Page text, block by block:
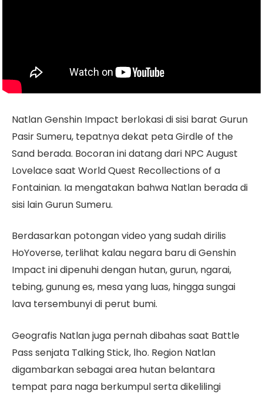
Natlan Genshin Impact berlokasi di sisi barat Gurun
Pasir Sumeru, tepatnya dekat peta Girdle of the
Sand berada. Bocoran ini datang dari NPC August
Lovelace saat World Quest Recollections of a
Fontainian. Ia mengatakan bahwa Natlan berada di
sisi lain Gurun Sumeru.
Berdasarkan potongan video yang sudah dirilis
HoYoverse, terlihat kalau negara baru di Genshin
Impact ini dipenuhi dengan hutan, gurun, ngarai,
tebing, gunung es, mesa yang luas, hingga sungai
lava tersembunyi di perut bumi.
Geografis Natlan juga pernah dibahas saat Battle
Pass senjata Talking Stick, lho. Region Natlan
digambarkan sebagai area hutan belantara
tempat para naga berkumpul serta dikelilingi